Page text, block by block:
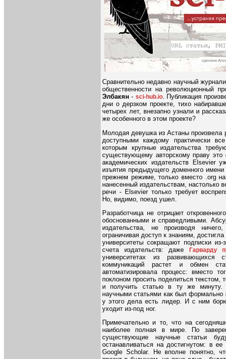
Сравнительно недавно научный
общественности на революционный
Элбакян- sci-hub.io. Публикация
дни о дерзком проекте, тихо
четырех лет, внезапно узнали и
же особенного в этом проекте?
Молодая девушка из Астаны
доступными каждому практически
которым крупные издательства
существующему авторскому праву это
академических издательств
изъятия предыдущего доменного
прежнем режиме, только вместо .org
нанесенный издательствам, настолько
речи - Elsevier только требует
Но, видимо, поезд ушел.
Разработчица не отрицает
обоснованными и справедливыми.
издательства, не производя
ограничивая доступ к знаниям,
университеты сокращают подписки
счета издательств: дажеГарварду
университетах из
коммуникаций растет и обмен
автоматизировала процесс: вместо
поклоном просить поделиться текстом,
и получить статью в ту же минуту.
научными статьями как был
у этого дела есть лидер. И с ним
уходит из-под ног.
Примечательно и то, что на
наиболее полная в мире. По
существующие научные статьи
останавливаться на достигнутом: в
Google Scholar. Не вполне понятно,